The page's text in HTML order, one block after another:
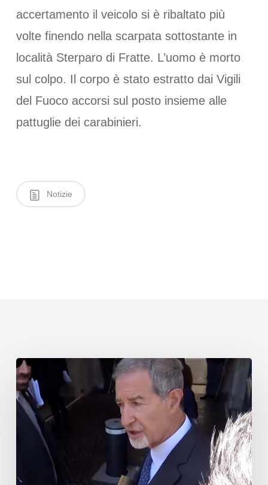
accertamento il veicolo si è ribaltato più
volte finendo nella scarpata sottostante in
località Sterparo di Fratte. L’uomo è morto
sul colpo. Il corpo è stato estratto dai Vigili
del Fuoco accorsi sul posto insieme alle
pattuglie dei carabinieri.
Notizie